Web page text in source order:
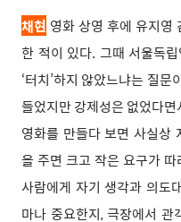
채현 영화 상영 후에 유지영
한 적이 있다. 그때 서울독
‘터치’하지 않았느냐는 질
들었지만 강제성은 없었다
영화를 만들다 보면 사실상
을 주면 크고 작은 요구가
사람에게 자기 생각과 의도
마나 중요한지, 극장에서